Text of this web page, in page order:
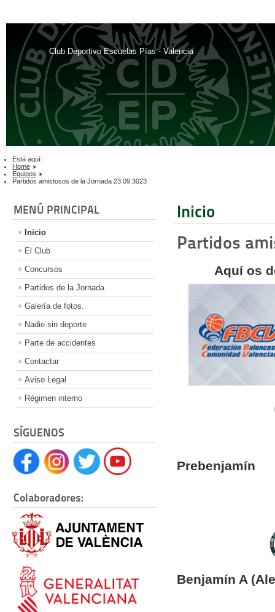
Club Deportivo Escuelas Pías - Valencia
Está aquí:
Home
Equipos
Partidos amistosos de la Jornada 23.09.3023
MENÚ PRINCIPAL
Inicio
El Club
Concursos
Partidos de la Jornada
Galería de fotos.
Nadie sin deporte
Parte de accidentes
Contactar
Aviso Legal
Régimen interno
SÍGUENOS
Colaboradores:
Inicio
Partidos
Aquí os
Prebenjamín
Benjamín A